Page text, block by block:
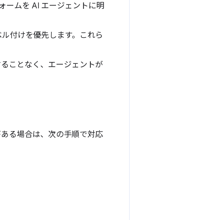
ームを AI エージェントに明
付けを優先します。これら
ことなく、エージェントが
る場合は、次の手順で対応